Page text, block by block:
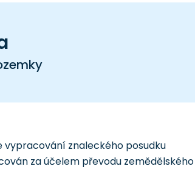
znaleckého posudku
za účelem převodu